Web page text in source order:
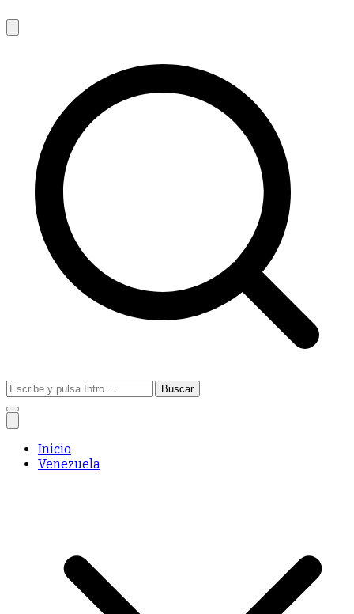
Buscar:
Inicio
Venezuela